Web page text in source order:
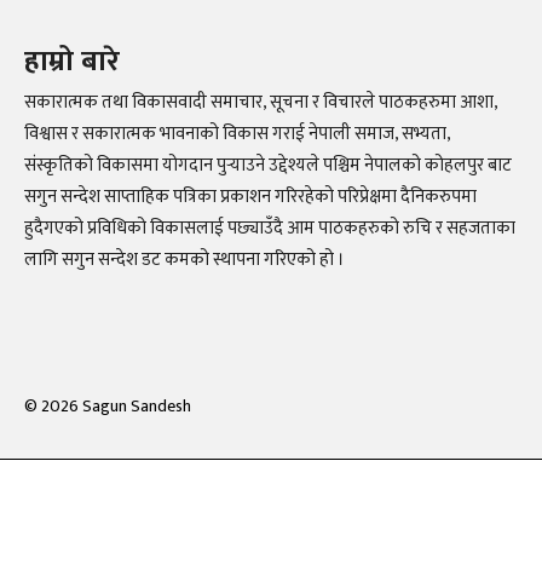
हाम्रो बारे
सकारात्मक तथा विकासवादी समाचार, सूचना र विचारले पाठकहरुमा आशा,
विश्वास र सकारात्मक भावनाको विकास गराई नेपाली समाज, सभ्यता,
संस्कृतिको विकासमा योगदान पुर्‍याउने उद्देश्यले पश्चिम नेपालको कोहलपुर बाट
सगुन सन्देश साप्ताहिक पत्रिका प्रकाशन गरिरहेको परिप्रेक्षमा दैनिकरुपमा
हुदैगएको प्रविधिको विकासलाई पछ्याउँदै आम पाठकहरुको रुचि र सहजताका
लागि सगुन सन्देश डट कमको स्थापना गरिएको हो ।
©2026Sagun Sandesh